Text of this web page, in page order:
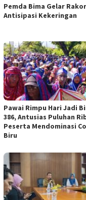
Pemda Bima Gelar Rakor
Antisipasi Kekeringan
Pawai Rimpu Hari Jadi
386, Antusias Puluhan
Peserta Mendominasi
Biru